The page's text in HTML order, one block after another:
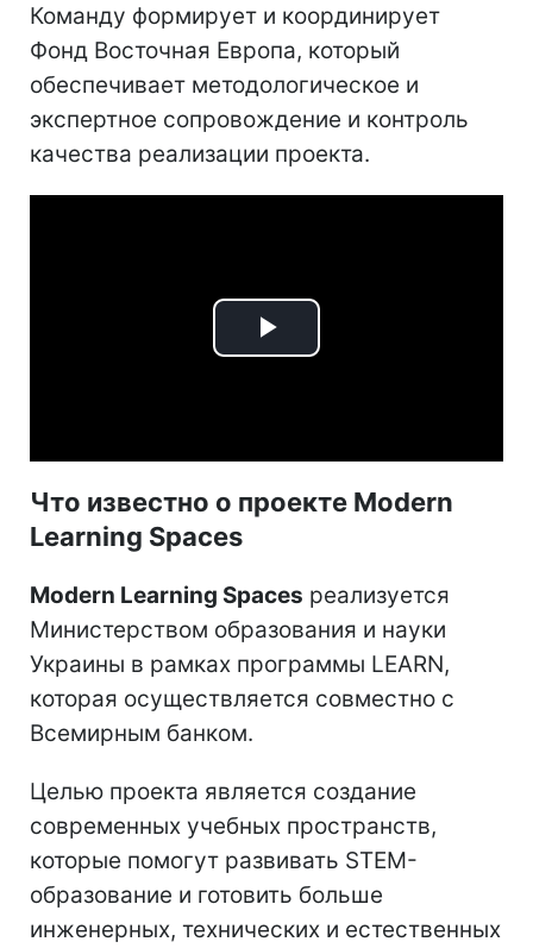
Команду формирует и координирует
Фонд Восточная Европа, который
обеспечивает методологическое и
экспертное сопровождение и контроль
качества реализации проекта.
Play
Что известно о проекте Modern
Learning Spaces
Modern Learning Spaces реализуется
Министерством образования и науки
Украины в рамках программы LEARN,
которая осуществляется совместно с
Всемирным банком.
Целью проекта является создание
современных учебных пространств,
которые помогут развивать STEM-
образование и готовить больше
инженерных, технических и естественных